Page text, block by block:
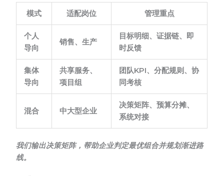
模式 适配岗位 管理重点
个人
导向
销售、生产
目标明细、证据链、即
时反馈
集体
导向
共享服务、
项目组
团队KPI、分配规则、协
同考核
混合 中大型企业
决策矩阵、预算分摊、
系统对接
我们输出决策矩阵，帮助企业判定最优组合并规划渐进路
线。